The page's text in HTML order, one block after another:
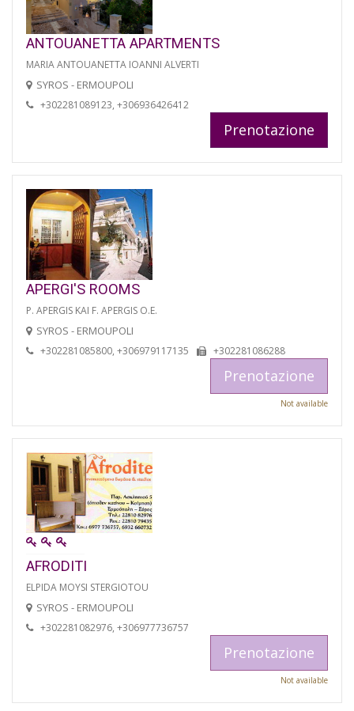
ANTOUANETTA APARTMENTS
MARIA ANTOUANETTA IOANNI ALVERTI
SYROS - ERMOUPOLI
+302281089123, +306936426412
Prenotazione
APERGI'S ROOMS
P. APERGIS KAI F. APERGIS O.E.
SYROS - ERMOUPOLI
+302281085800, +306979117135 +302281086288
Prenotazione
Not available
AFRODITI
ELPIDA MOYSI STERGIOTOU
SYROS - ERMOUPOLI
+302281082976, +306977736757
Prenotazione
Not available